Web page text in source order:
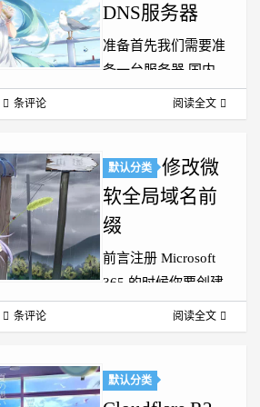
设置页 点击 创建API
随便写，最...
DNS服务器
准备首先我们需要准
备一台服务器 国内
国外均可 本教程使
用 CentOS 7 的
行演示 一双手 你智
慧的大脑 服务商放
通防火墙你首先需要
放服务器防火墙
Networking...
条评论 阅读全文
默认分类
修改微
软全局域名前
缀
前言注册 Microsoft
365 的时候你要创建
*.onmicrosoft.com 的
成为你默认的邮箱域
条评论 阅读全文
默认分类